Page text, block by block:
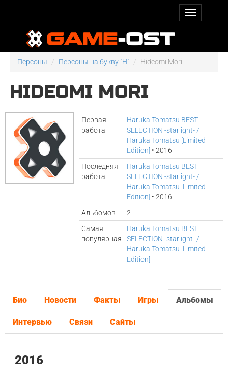
Персоны Персоны на букву "H" Hideomi Mori
HIDEOMI MORI
Первая
работа
Haruka Tomatsu BEST
SELECTION -starlight- /
Haruka Tomatsu [Limited
Edition] • 2016
Последняя
работа
Haruka Tomatsu BEST
SELECTION -starlight- /
Haruka Tomatsu [Limited
Edition] • 2016
Альбомов
2
Самая
популярная
Haruka Tomatsu BEST
SELECTION -starlight- /
Haruka Tomatsu [Limited
Edition]
Био Новости Факты Игры Альбомы
Интервью Связи Сайты
2016